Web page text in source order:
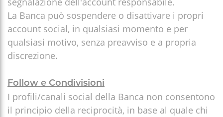
La Banca può sospendere o disattivare i propri
account social, in qualsiasi momento e per
qualsiasi motivo, senza preavviso e a propria
discrezione.
Follow e Condivisioni
I profili/canali social della Banca non consentono
il principio della reciprocità, in base al quale chi